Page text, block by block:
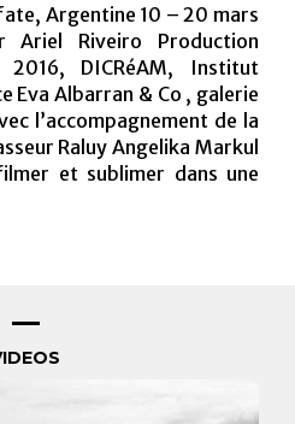
Argentine 10 – 20 mars
Ariel Riveiro Production
2016, DICRéAM, Institut
Eva Albarran & Co , galerie
l’accompagnement de la
Raluy Angelika Markul
et sublimer dans une